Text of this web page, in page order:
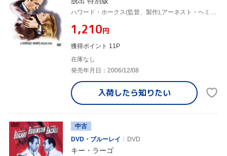
¥1,210円
獲得ポイント 11P
在庫なし
発売年月日：2006/12/08
入荷したら知りたい
中古
DVD・ブルーレイ
DVD
キー・ラーゴ